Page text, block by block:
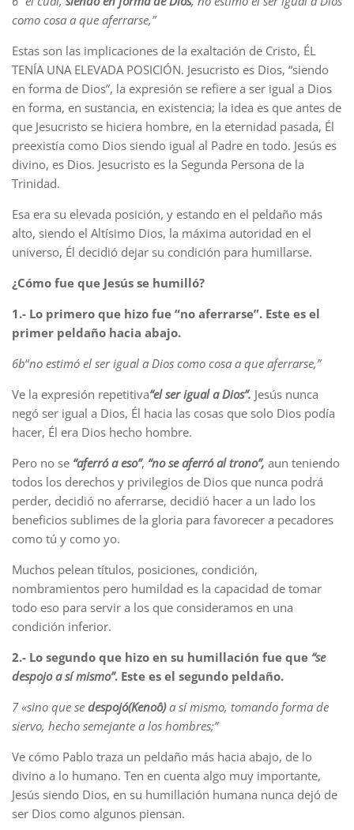
como cosa a que aferrarse,”
Estas son las implicaciones de la exaltación de Cristo, ÉL
TENÍA UNA ELEVADA POSICIÓN. Jesucristo es Dios, “siendo
en forma de Dios”, la expresión se refiere a ser igual a Dios
en forma, en sustancia, en existencia; la idea es que antes de
que Jesucristo se hiciera hombre, en la eternidad pasada, Él
preexistía como Dios siendo igual al Padre en todo. Jesús es
divino, es Dios. Jesucristo es la Segunda Persona de la
Trinidad.
Esa era su elevada posición, y estando en el peldaño más
alto, siendo el Altísimo Dios, la máxima autoridad en el
universo, Él decidió dejar su condición para humillarse.
¿Cómo fue que Jesús se humilló?
1.- Lo primero que hizo fue “no aferrarse”. Este es el
primer peldaño hacia abajo.
6b“no estimó el ser igual a Dios como cosa a que aferrarse,”
Ve la expresión repetitiva“el ser igual a Dios”. Jesús nunca
negó ser igual a Dios, Él hacia las cosas que solo Dios podía
hacer, Él era Dios hecho hombre.
Pero no se “aferró a eso”, “no se aferró al trono”, aun teniendo
todos los derechos y privilegios de Dios que nunca podrá
perder, decidió no aferrarse, decidió hacer a un lado los
beneficios sublimes de la gloria para favorecer a pecadores
como tú y como yo.
Muchos pelean títulos, posiciones, condición,
nombramientos pero humildad es la capacidad de tomar
todo eso para servir a los que consideramos en una
condición inferior.
2.- Lo segundo que hizo en su humillación fue que “se
despojo a sí mismo”. Este es el segundo peldaño.
7 «sino que se despojó(Kenoô)a sí mismo, tomando forma de
siervo, hecho semejante a los hombres;”
Ve cómo Pablo traza un peldaño más hacia abajo, de lo
divino a lo humano. Ten en cuenta algo muy importante,
Jesús siendo Dios, en su humillación humana nunca dejó de
ser Dios como algunos piensan.